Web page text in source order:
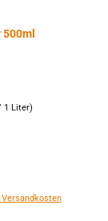
1 Liter)